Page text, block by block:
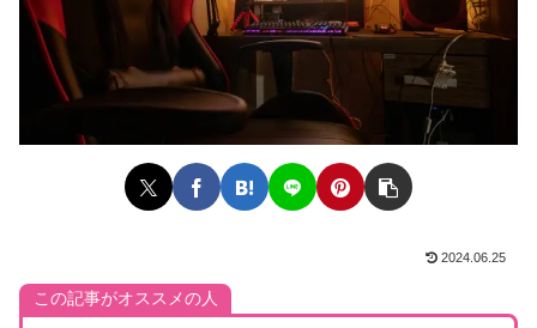
2024.06.25
この記事がオススメの人